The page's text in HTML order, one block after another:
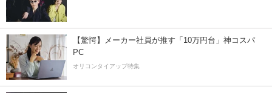
【驚愕】メーカー社員が推す「10万円台」神コスパ
PC
オリコンタイアップ特集